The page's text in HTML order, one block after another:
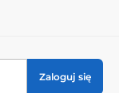
Zaloguj się